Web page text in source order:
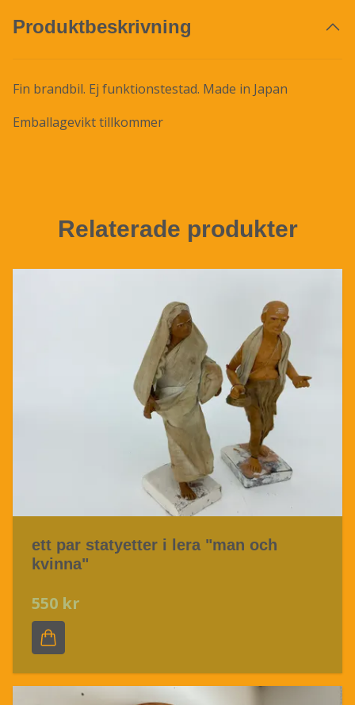
Produktbeskrivning
Fin brandbil. Ej funktionstestad. Made in Japan
Emballagevikt tillkommer
Relaterade produkter
ett par statyetter i lera "man och
kvinna"
550 kr